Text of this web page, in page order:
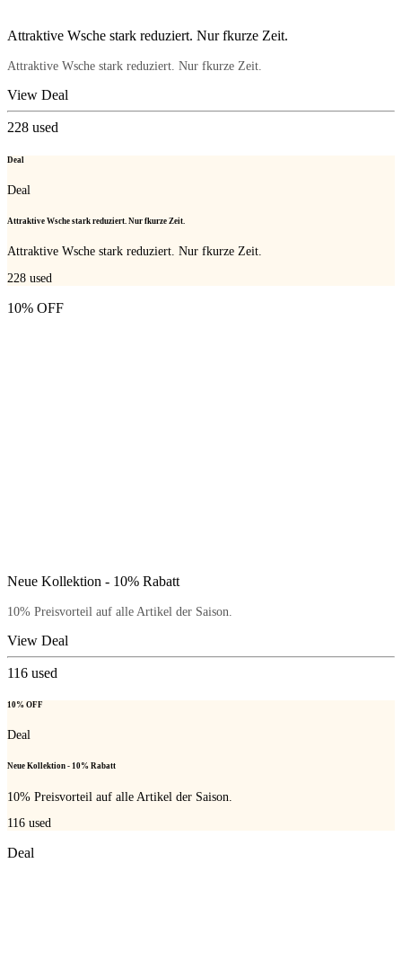
Attraktive Wsche stark reduziert. Nur fkurze Zeit.
Attraktive Wsche stark reduziert. Nur fkurze Zeit.
View Deal
228 used
Deal
Deal
Attraktive Wsche stark reduziert. Nur fkurze Zeit.
Attraktive Wsche stark reduziert. Nur fkurze Zeit.
228 used
10% OFF
Neue Kollektion - 10% Rabatt
10% Preisvorteil auf alle Artikel der Saison.
View Deal
116 used
10% OFF
Deal
Neue Kollektion - 10% Rabatt
10% Preisvorteil auf alle Artikel der Saison.
116 used
Deal